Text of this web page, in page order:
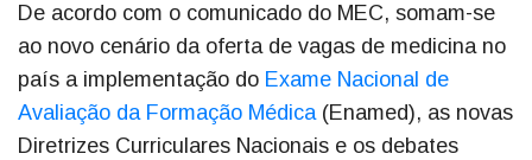
De acordo com o comunicado do MEC, somam-se
ao novo cenário da oferta de vagas de medicina no
país a implementação do Exame Nacional de
Avaliação da Formação Médica(Enamed), as novas
Diretrizes Curriculares Nacionais e os debates